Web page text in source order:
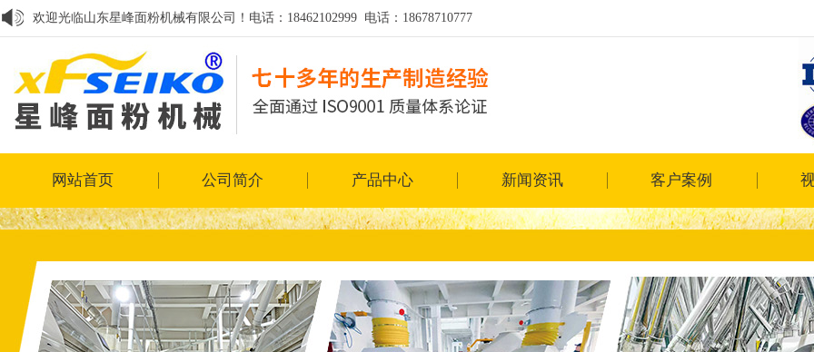
欢迎光临山东星峰面粉机械有限公司！电话：18462102999 电话：18678710777
网站首页 公司简介 产品中心 新闻资讯 客户案例